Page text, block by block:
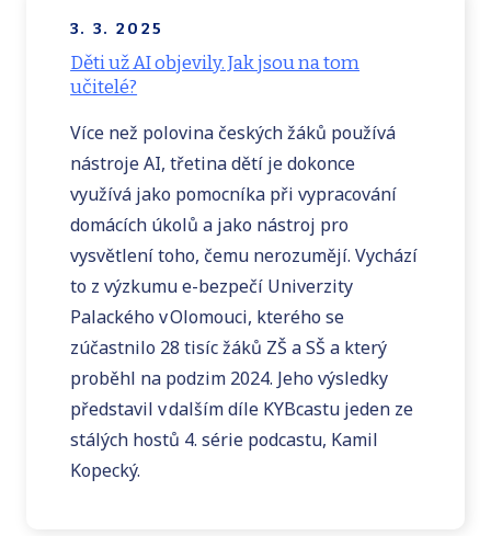
3. 3. 2025
Děti už AI objevily. Jak jsou na tom
učitelé?
Více než polovina českých žáků používá
nástroje AI, třetina dětí je dokonce
využívá jako pomocníka při vypracování
domácích úkolů a jako nástroj pro
vysvětlení toho, čemu nerozumějí. Vychází
to z výzkumu e-bezpečí Univerzity
Palackého v Olomouci, kterého se
zúčastnilo 28 tisíc žáků ZŠ a SŠ a který
proběhl na podzim 2024. Jeho výsledky
představil v dalším díle KYBcastu jeden ze
stálých hostů 4. série podcastu, Kamil
Kopecký.